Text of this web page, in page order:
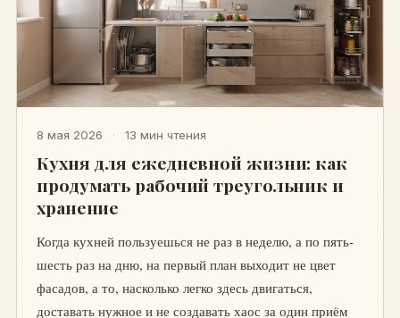
8 мая 2026 · 13 мин чтения
Кухня для ежедневной жизни: как
продумать рабочий треугольник и
хранение
Когда кухней пользуешься не раз в неделю, а по пять-
шесть раз на дню, на первый план выходит не цвет
фасадов, а то, насколько легко здесь двигаться,
доставать нужное и не создавать хаос за один приём